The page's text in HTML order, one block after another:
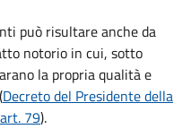
può risultare anche da
notorio in cui, sotto
la propria qualità e
Decreto del Presidente della
79).